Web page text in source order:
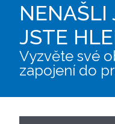
NENAŠLI
JSTE
Vyzvěte své
zapojení do